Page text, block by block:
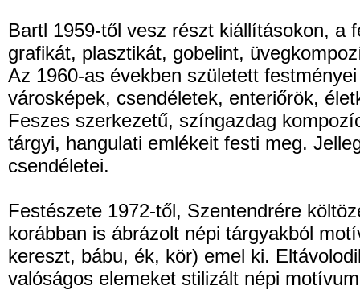
Bartl 1959-től vesz részt kiállításokon, a
grafikát, plasztikát, gobelint,
Az 1960-as években született
városképek, csendéletek, enteriőrök,
Feszes szerkezetű, színgazdag
tárgyi, hangulati emlékeit festi meg.
csendéletei.
Festészete 1972-től, Szentendrére
korábban is ábrázolt népi tárgyakból
kereszt, bábu, ék, kör) emel ki.
valóságos elemeket stilizált népi